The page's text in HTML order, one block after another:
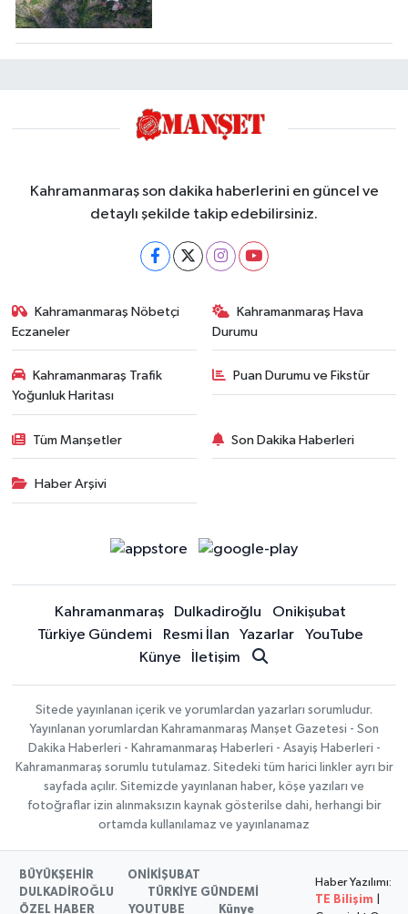
Kahramanmaraş son dakika haberlerini en güncel ve
detaylı şekilde takip edebilirsiniz.
Kahramanmaraş Nöbetçi
Eczaneler
Kahramanmaraş Hava
Durumu
Kahramanmaraş Trafik
Yoğunluk Haritası
Puan Durumu ve Fikstür
Tüm Manşetler Son Dakika Haberleri
Haber Arşivi
Kahramanmaraş Dulkadiroğlu
Onikişubat
Türkiye Gündemi
Resmi İlan Yazarlar
YouTube
Künye
İletişim
Sitede yayınlanan içerik ve yorumlardan yazarları sorumludur.
Yayınlanan yorumlardan Kahramanmaraş Manşet Gazetesi - Son
Dakika Haberleri - Kahramanmaraş Haberleri - Asayiş Haberleri -
Kahramanmaraş sorumlu tutulamaz. Sitedeki tüm harici linkler ayrı bir
sayfada açılır. Sitemizde yayınlanan haber, köşe yazıları ve
fotoğraflar izin alınmaksızın kaynak gösterilse dahi, herhangi bir
ortamda kullanılamaz ve yayınlanamaz
BÜYÜKŞEHİR
ONİKİŞUBAT
DULKADİROĞLU
TÜRKİYE GÜNDEMİ
ÖZEL HABER
YOUTUBE Künye
Haber Yazılımı:
TE Bilişim